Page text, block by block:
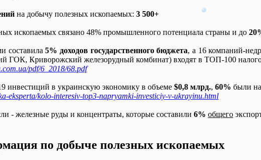
на добычу полезных ископаемых: 3 500+
ископаемых связано 48% промышленного потенциала страны и до
составила5% доходов государственного бюджета, а 16 компаний-
Криворожский железорудный комбинат) входят в ТОП-100
pdf/6_2018/68.pdf
инвестиций в украинскую экономику в объеме $0,8 млрд., 60% были
eksperta/kolo-interesiv-top3-napryamki-investiciy-v-ukrayinu.html
- железные руды и концентраты, которые составили 6% общего
по добыче полезных ископаемых